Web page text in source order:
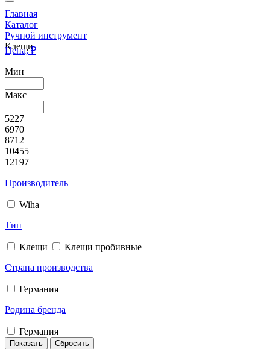
Главная
Каталог
Ручной инструмент
Клещи
Цена, ₽
Мин
Макс
5227
6970
8712
10455
12197
Производитель
Wiha
Тип
Клещи
Клещи пробивные
Страна производства
Германия
Родина бренда
Германия